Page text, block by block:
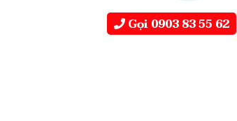
Gọi 0903 83 55 62